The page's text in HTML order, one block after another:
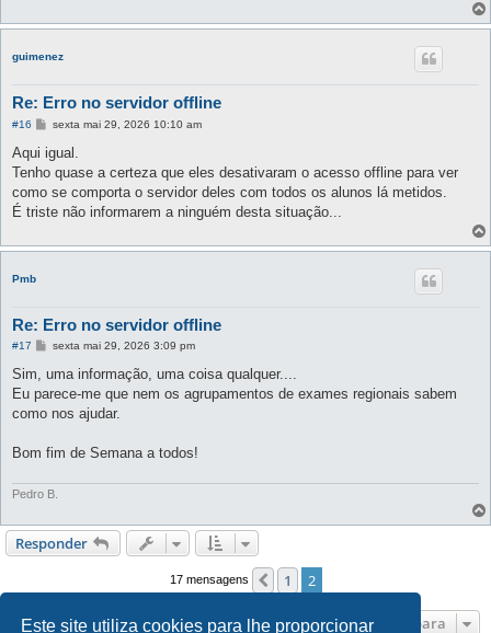
Este site utiliza cookies para lhe proporcionar
guimenez
Re: Erro no servidor offline
#16
M
n
s
a
g
m
sexta mai 29, 2026 10:10 am
Aqui igual.
Tenho quase a certeza que eles desativaram o acesso offline para ver
como se comporta o servidor deles com todos os alunos lá metidos.
É triste não informarem a ninguém desta situação...
Pmb
Re: Erro no servidor offline
#17
M
n
a
g
sexta mai 29, 2026 3:09 pm
Sim, uma informação, uma coisa qualquer....
Eu parece-me que nem os agrupamentos de exames regionais sabem
como nos ajudar.
Bom fim de Semana a todos!
Pedro B.
Responder
17 mensagens Anterior
1 2
Ir para